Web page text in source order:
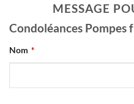
MESSAGE
Condoléances Pompes
Nom *